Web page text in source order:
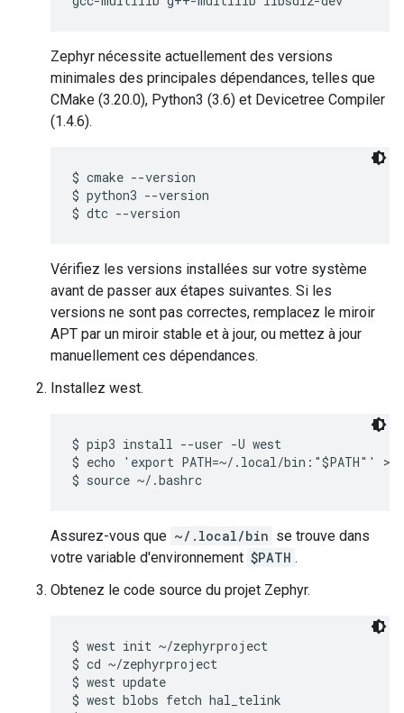
Zephyr nécessite actuellement des versions
minimales des principales dépendances, telles que
CMake (3.20.0), Python3 (3.6) et Devicetree Compiler
(1.4.6).
$ cmake --version
$ python3 --version
Vérifiez les versions installées sur votre système
avant de passer aux étapes suivantes. Si les
versions ne sont pas correctes, remplacez le miroir
APT par un miroir stable et à jour, ou mettez à jour
manuellement ces dépendances.
Installez west.
$ pip3 install --user -U west
$ echo 'export PATH=~/.local/bin:"$PATH"' >>
Assurez-vous que ~/.local/bin se trouve dans
votre variable d'environnement $PATH .
Obtenez le code source du projet Zephyr.
$ west init ~/zephyrproject
$ cd ~/zephyrproject
$ west update
$ west blobs fetch hal_telink